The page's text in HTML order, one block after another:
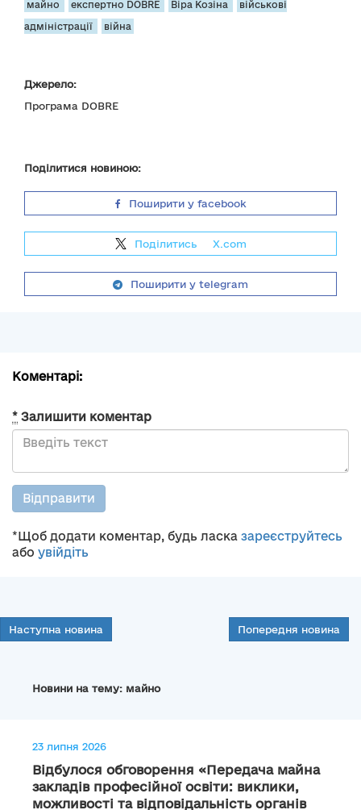
майно експертно DOBRE Віра Козіна військові
адміністрації війна
Джерело:
Програма DOBRE
Поділитися новиною:
Поширити у facebook
Поділитись X.com
Поширити у telegram
Коментарі:
* Залишити коментар
Відправити
*Щоб додати коментар, будь ласка зареєструйтесь
або увійдіть
Наступна новина Попередня новина
Новини на тему: майно
23 липня 2026
Відбулося обговорення «Передача майна
закладів професійної освіти: виклики,
можливості та відповідальність органів